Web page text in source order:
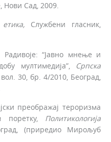
Нови Сад, 2009.
, Службени гласник,
“Јавно мнење и
мултимедија”,
Српска
вол. 30, бр. 4/2010, Београд,
преображај тероризма
поретку, Политикологија
(приредио Мирољуб